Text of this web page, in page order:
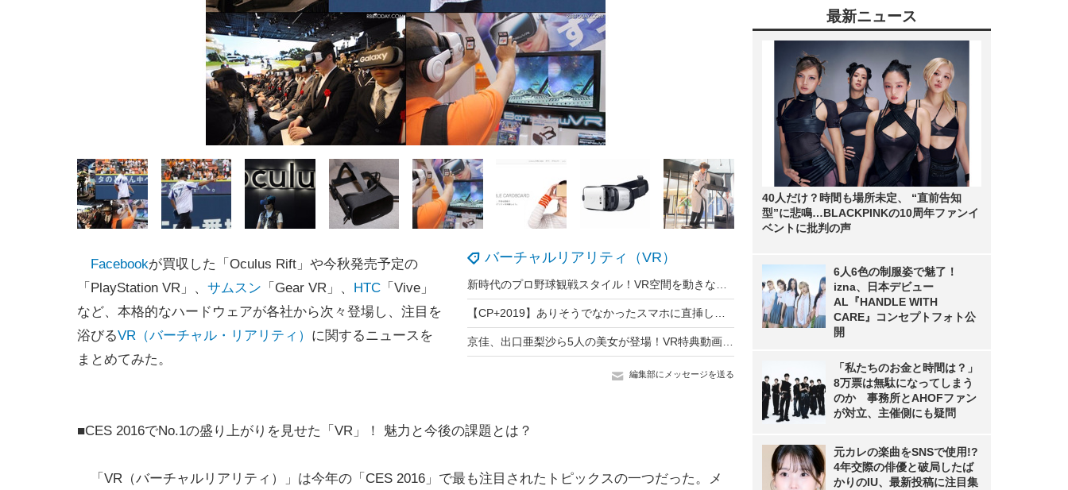
バーチャルリアリティ（VR）
編集部にメッセージを送る
Facebookが買収した「Oculus Rift」や今秋発売予定の
「PlayStation VR」、 サムスン 「Gear VR」、 HTC 「Vive」
など、本格的なハードウェアが各社から次々登場し、注目を
浴びるVR（バーチャル・リアリティ） に関するニュースを
まとめてみた。
■CES 2016でNo.1の盛り上がりを見せた「VR」！ 魅力と今後の課題とは？
「VR（バーチャルリアリティ）」は今年の「CES 2016」で最も注目されたトピックスの一つだった。メ
最新ニュース
40人だけ？時間も場所未定、 “直前告知
型”に悲鳴…BLACKPINKの10周年ファンイ
ベントに批判の声
6人6色の制服姿で魅了！
izna、日本デビュー
AL『HANDLE WITH
CARE』コンセプトフォト公
開
「私たちのお金と時間は？」
8万票は無駄になってしまう
のか 事務所とAHOFファン
が対立、主催側にも疑問
元カレの楽曲をSNSで使用!?
4年交際の俳優と破局したば
かりのIU、最新投稿に注目集